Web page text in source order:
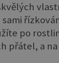
po
přátel, a